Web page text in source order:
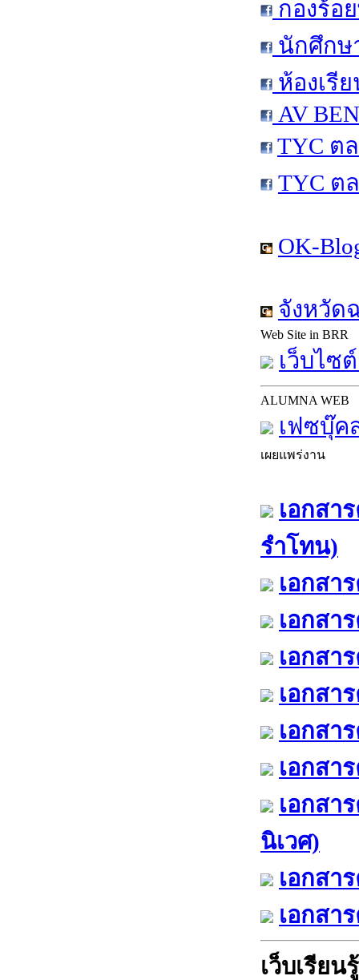
กองร้อ
นักศึกษ
ห้องเรี
AV
TYC ต
TYC ต
OK-
จังหวัด
Web Site in BRR
เว็บไซ
ALUMNA WEB
เฟซบุ๊ค
เผยแพร่งาน
เอกสา
รำโทน)
เอกสา
เอกสา
เอกสา
เอกสา
เอกสา
เอกสา
เอกสา
นิเวศ)
เอกสา
เอกสา
เว็บเรียนรู้